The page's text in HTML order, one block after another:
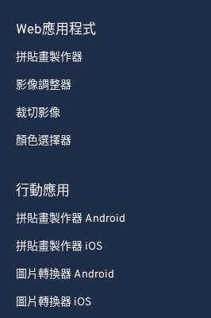
Web應用程式
拼貼畫製作器
影像調整器
裁切影像
顏色選擇器
行動應用
拼貼畫製作器 Android
拼貼畫製作器 iOS
圖片轉換器 Android
圖片轉換器 iOS